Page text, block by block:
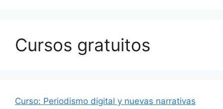
Cursos gratuitos
Curso: Periodismo digital y nuevas narrativas